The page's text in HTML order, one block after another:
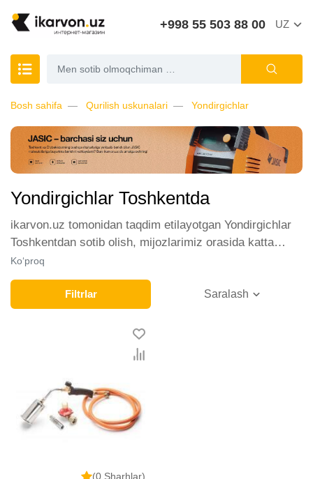
+998 55 503 88 00 UZ
Bosh sahifa Qurilish uskunalari Yondirgichlar
Yondirgichlar Toshkentda
ikarvon.uz tomonidan taqdim etilayotgan Yondirgichlar
Toshkentdan sotib olish, mijozlarimiz orasida katta
talabga ega. Biz ushbu toifadagi tovarlarni sotish uchun
eng yaxshi sharoitlarni ta'minlaymiz. Onlayn do'konda
Yondirgichlar yetakchi ishlab chiqaruvchilar va brendlar
tomonidan taqdim etilgan bo'lib, ularning ro'yxati doimiy
ravishda kengayib bormoqda. Biz butun mamlakat
bo'ylab tovarlarni istalgan miqdorda yetkazib beramiz.
Bularning barchasi O'zbekistondagi eng yaxshi narx
bilan qo’shimcha qilingan, ikarvon.uz dan Yondirgichlar
- bu eng keng narxlar oralig'i. Va bu yerda Yondirgichlar
toifasidagi har bir element uchun optimal narx mavjud.
Ko‘proq
Filtrlar Saralash
(0 Sharhlar)